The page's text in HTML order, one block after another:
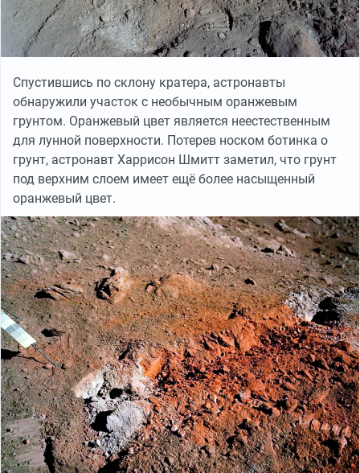
Спустившись по склону кратера, астронавты
обнаружили участок с необычным оранжевым
грунтом. Оранжевый цвет является неестественным
для лунной поверхности. Потерев носком ботинка о
грунт, астронавт Харрисон Шмитт заметил, что грунт
под верхним слоем имеет ещё более насыщенный
оранжевый цвет.